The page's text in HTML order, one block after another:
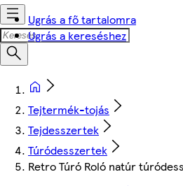
Ugrás a fő tartalomra
Ugrás a kereséshez
Tejtermék-tojás
Tejdesszertek
Túródesszertek
Retro Túró Roló natúr